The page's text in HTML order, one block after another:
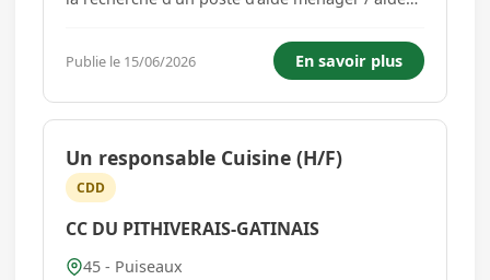
Centre Services ? Nous sommes présents
partout en France depuis plus de 15 ans et
sommes à la recherche de pers...
Publie le 15/06/2026 En savoir plus
Un responsable Cuisine (H/F)
CDD
CC DU PITHIVERAIS-GATINAIS
45 - Puiseaux